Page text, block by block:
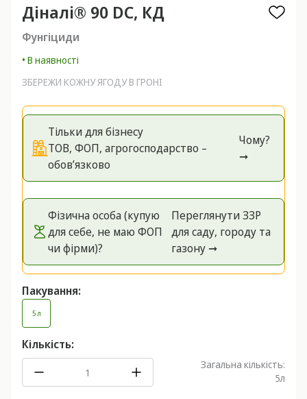
Діналі® 90 DC, КД
Фунгіциди
• В наявності
ЗБЕРЕЖИ КОЖНУ ЯГОДУ В ГРОНІ
Тільки для бізнесу
ТОВ, ФОП, агрогосподарство –
обов’язково
Чому?
➞
Фізична особа (купую
для себе, не маю ФОП
чи фірми)?
Переглянути ЗЗР
для саду, городу та
газону ➞
Пакування:
5 л
Кількість:
Загальна кількість:
5л